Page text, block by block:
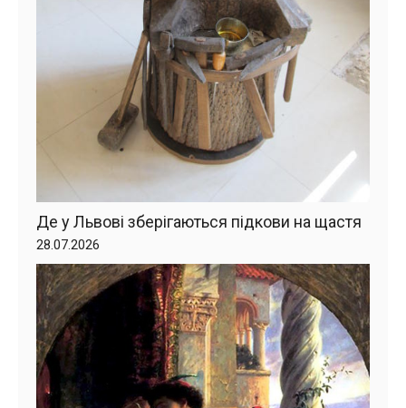
Де у Львові зберігаються підкови на щастя
28.07.2026